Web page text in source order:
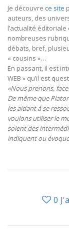
Je découvre ce site
auteurs, des
l’actualité
nombreuses
débats, bref,
« cousins »…
En passant, il est
WEB » qu’il est
«Nous prenons,
De même que
les aidant à se
voulons utiliser le
soient des
indiquent ou
0